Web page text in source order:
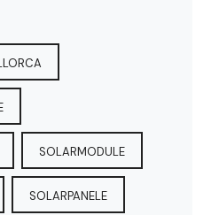
SOLARMODULE
SOLARPANELE